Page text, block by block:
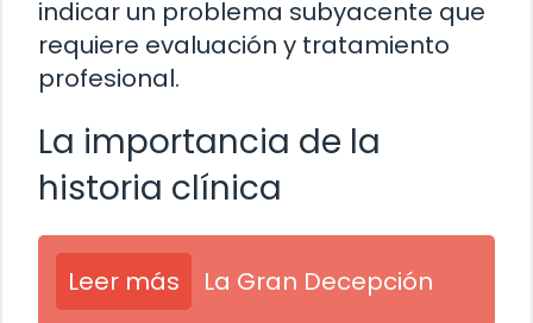
indicar un problema subyacente que
requiere evaluación y tratamiento
profesional.
La importancia de la
historia clínica
Leer más La Gran Decepción